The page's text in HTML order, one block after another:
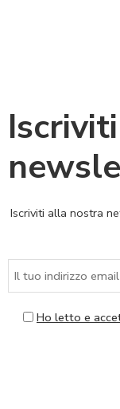
Iscriviti alla nostra
Ho letto e